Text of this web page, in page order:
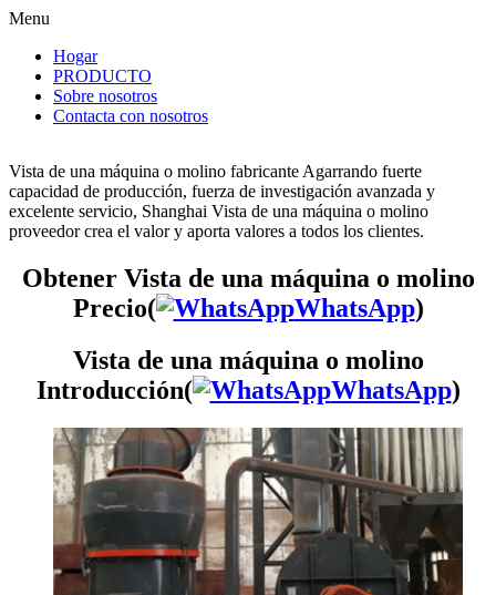
Menu
Hogar
PRODUCTO
Sobre nosotros
Contacta con nosotros
Vista de una máquina o molino fabricante Agarrando fuerte
capacidad de producción, fuerza de investigación avanzada y
excelente servicio, Shanghai Vista de una máquina o molino
proveedor crea el valor y aporta valores a todos los clientes.
Obtener Vista de una máquina o molino
Precio(
WhatsApp)
Vista de una máquina o molino
Introducción(
WhatsApp)